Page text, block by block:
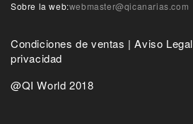
Sobre la web:webmaster@qicanarias.com
Condiciones de ventas |Aviso Legal
privacidad
@QI World 2018